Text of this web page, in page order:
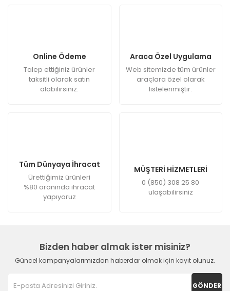
Online Ödeme
Talep ettiğiniz ürünler
taksitli olarak satın
alabilirsiniz.
Araca Özel Uygulama
Web sitemizde tüm ürünler
araçlara özel olarak
listelenmiştir.
Tüm Dünyaya İhracat
Ürettiğimiz ürünleri
%80 oranında ihracat
yapıyoruz
MÜŞTERİ HİZMETLERİ
0 (850) 308 25 80
ulaşabilirsiniz
Bizden haber almak ister misiniz?
Güncel kampanyalarımızdan haberdar olmak için kayıt olunuz.
GÖNDER